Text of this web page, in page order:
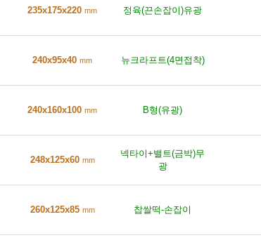
235x175x220 mm 정육(끈손잡이)유광
240x95x40 mm 뉴크라프트(4면접착)
240x160x100 mm B형(유광)
248x125x60 mm
넥타이+밸트(금박)무
광
260x125x85 mm 찹쌀떡-손잡이